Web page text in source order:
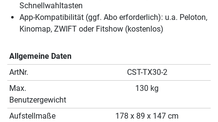
Schnellwahltasten
App-Kompatibilität (ggf. Abo erforderlich): u.a. Peloton,
Kinomap, ZWIFT oder Fitshow (kostenlos)
Allgemeine Daten
ArtNr.
CST-TX30-2
Max.
Benutzergewicht
130 kg
Aufstellmaße
178 x 89 x 147 cm